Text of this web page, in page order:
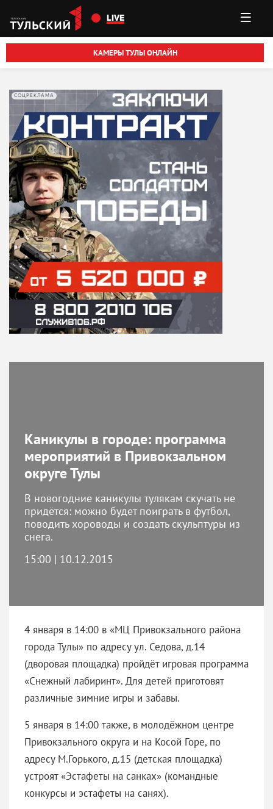
Перейти к основному содержанию
LIVE
КАМЕРЫ ТУЛЫ ОНЛАЙН
СОЦРЕКЛАМА
Каникулы в городе: программа
мероприятий в Привокзальном
округе Тулы
В новогодние каникулы тулякам скучать не
придётся: можно будет поиграть в футбол,
поводить хороводы и создать скульптуры из
снега.
15:00 | 10.12.2015
4 января в 14:00 в «МЦ Привокзального района
города Тулы» по адресу ул. Седова, д.14
(дворовая площадка) пройдёт игровая программа
«Снежный лабиринт». Для детей приготовят
различные зимние игры и забавы.
5 января в 14:00 также, в молодёжном центре
Привокзального округа и на Косой Горе, по
адресу М.Горького, д.15 (детская площадка)
устроят «Эстафеты на санках» (командные
конкурсы и эстафеты на санях).